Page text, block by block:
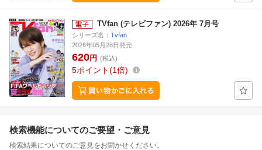
TVfan (テレビファン) 2026年 7月号
シリーズ名： Tvfan
2026年05月28日発売
620円 (税込)
5ポイント 1倍
検索機能についてのご要望・ご意見
検索結果についてのご意見をお聞かせください。